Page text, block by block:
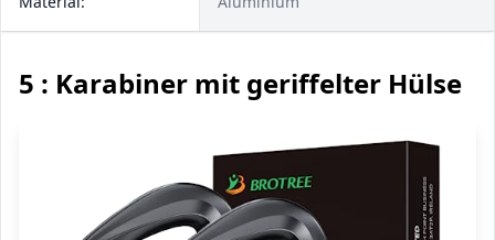
5 : Karabiner mit geriffelter Hülse